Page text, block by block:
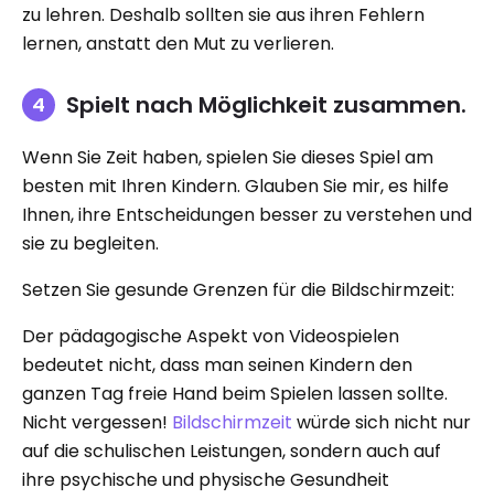
zu lehren. Deshalb sollten sie aus ihren Fehlern
lernen, anstatt den Mut zu verlieren.
Spielt nach Möglichkeit zusammen.
Wenn Sie Zeit haben, spielen Sie dieses Spiel am
besten mit Ihren Kindern. Glauben Sie mir, es hilfe
Ihnen, ihre Entscheidungen besser zu verstehen und
sie zu begleiten.
Setzen Sie gesunde Grenzen für die Bildschirmzeit:
Der pädagogische Aspekt von Videospielen
bedeutet nicht, dass man seinen Kindern den
ganzen Tag freie Hand beim Spielen lassen sollte.
Nicht vergessen! Bildschirmzeit würde sich nicht nur
auf die schulischen Leistungen, sondern auch auf
ihre psychische und physische Gesundheit